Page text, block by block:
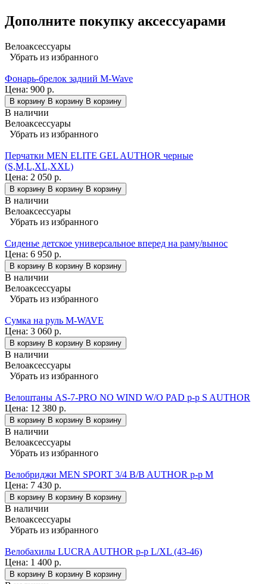
Дополните покупку аксессуарами
Велоаксессуары
Убрать из избранного
Фонарь-брелок задний M-Wave
Цена: 900 р.
В корзину В корзину В корзину
В наличии
Велоаксессуары
Убрать из избранного
Перчатки MEN ELITE GEL AUTHOR черные
(S,M,L,XL,XXL)
Цена: 2 050 р.
В корзину В корзину В корзину
В наличии
Велоаксессуары
Убрать из избранного
Сиденье детское универсальное вперед на раму/вынос
Цена: 6 950 р.
В корзину В корзину В корзину
В наличии
Велоаксессуары
Убрать из избранного
Сумка на руль M-WAVE
Цена: 3 060 р.
В корзину В корзину В корзину
В наличии
Велоаксессуары
Убрать из избранного
Велоштаны AS-7-PRO NO WIND W/O PAD р-р S AUTHOR
Цена: 12 380 р.
В корзину В корзину В корзину
В наличии
Велоаксессуары
Убрать из избранного
Велобриджи MEN SPORT 3/4 B/B AUTHOR р-р M
Цена: 7 430 р.
В корзину В корзину В корзину
В наличии
Велоаксессуары
Убрать из избранного
Велобахилы LUCRA AUTHOR р-р L/XL (43-46)
Цена: 1 400 р.
В корзину В корзину В корзину